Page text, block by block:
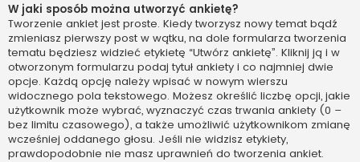
W jaki sposób można utworzyć ankietę?
Tworzenie ankiet jest proste. Kiedy tworzysz nowy temat bądź
zmieniasz pierwszy post w wątku, na dole formularza tworzenia
tematu będziesz widzieć etykietę “Utwórz ankietę”. Kliknij ją i w
otworzonym formularzu podaj tytuł ankiety i co najmniej dwie
opcje. Każdą opcję należy wpisać w nowym wierszu
widocznego pola tekstowego. Możesz określić liczbę opcji, jakie
użytkownik może wybrać, wyznaczyć czas trwania ankiety (0 –
bez limitu czasowego), a także umożliwić użytkownikom zmianę
wcześniej oddanego głosu. Jeśli nie widzisz etykiety,
prawdopodobnie nie masz uprawnień do tworzenia ankiet.